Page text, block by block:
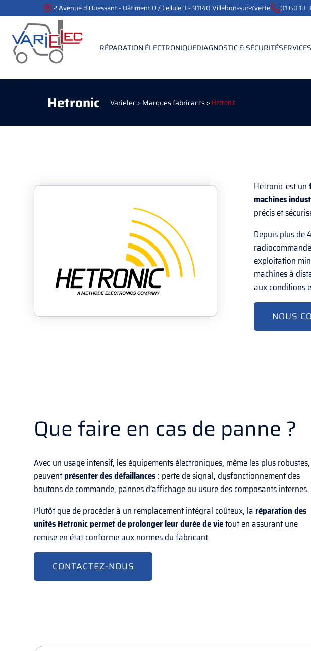
2 Avenue d'Ouessant - Bâtiment D / Cellule 3 - 91140 Villebon-sur-Yvette 01 60 13
RÉPARATION ÉLECTRONIQUEDIAGNOSTIC & SÉCURITÉSERVICES
Hetronic Varielec>Marques fabricants>Hetronic
Hetronic est un
machines
précis et
Depuis plus de
exploitation
machines à
aux conditions
NOUS
Que faire en cas de panne ?
Avec un usage intensif, les équipements électroniques, même les plus robustes,
peuventprésenter des défaillances: perte de signal, dysfonctionnement des
boutons de commande, pannes d’affichage ou usure des composants internes.
Plutôt que de procéder à un remplacement intégral coûteux, la réparation des
unités Hetronic permet de prolonger leur durée de vietout en assurant une
remise en état conforme aux normes du fabricant.
CONTACTEZ-NOUS